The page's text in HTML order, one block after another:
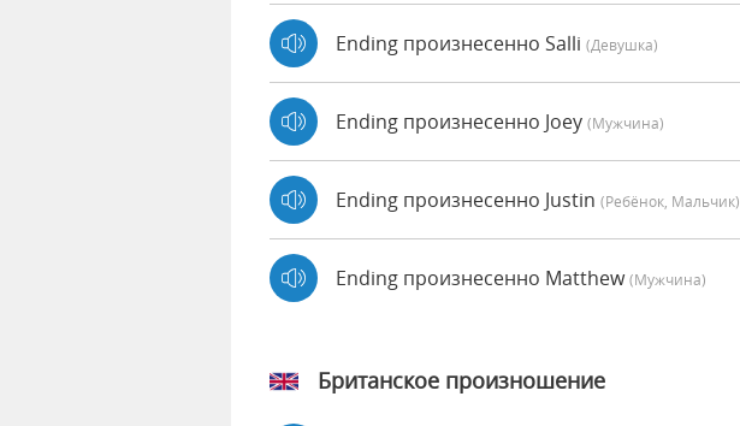
Ending произнесенно Salli (девушка)
Ending произнесенно Joey (мужчина)
Ending произнесенно Justin (Ребёнок, Мальчик)
Ending произнесенно Matthew(мужчина)
Британское произношение